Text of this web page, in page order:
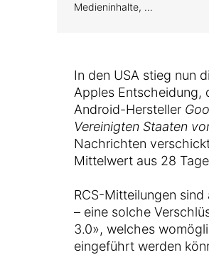
Medieninhalte, …
In den USA stieg nun
Apples Entscheidung,
Android-Hersteller
Vereinigten Staaten
Nachrichten
Mittelwert aus 28
RCS-Mitteilungen
– eine solche
3.0», welches
eingeführt werden